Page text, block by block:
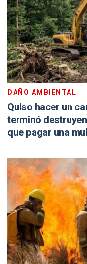
DAÑO AMBIENTAL
Quiso hacer un
terminó
que pagar una